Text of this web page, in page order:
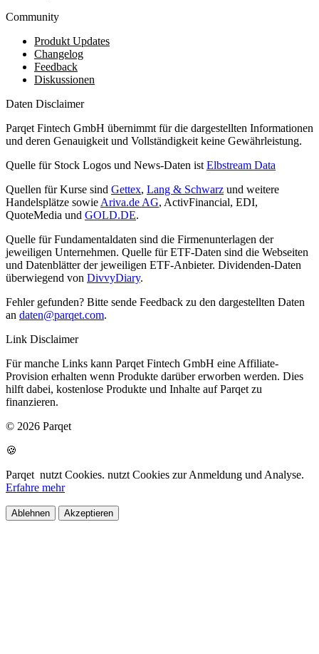
Community
Produkt Updates
Changelog
Feedback
Diskussionen
Daten Disclaimer
Parqet Fintech GmbH übernimmt für die dargestellten Informationen
und deren Genauigkeit und Vollständigkeit keine Gewährleistung.
Quelle für Stock Logos und News-Daten ist Elbstream Data
Quellen für Kurse sind Gettex, Lang & Schwarz und weitere
Handelsplätze sowie Ariva.de AG, ActivFinancial, EDI,
QuoteMedia und GOLD.DE.
Quelle für Fundamentaldaten sind die Firmenunterlagen der
jeweiligen Unternehmen. Quelle für ETF-Daten sind die Webseiten
und Datenblätter der jeweiligen ETF-Anbieter. Dividenden-Daten
überwiegend von DivvyDiary.
Fehler gefunden? Bitte sende Feedback zu den dargestellten Daten
an daten@parqet.com.
Link Disclaimer
Für manche Links kann Parqet Fintech GmbH eine Affiliate-
Provision erhalten wenn Produkte darüber erworben werden. Dies
hilft dabei, kostenlose Produkte und Inhalte auf Parqet zu
finanzieren.
© 2026 Parqet
🍪
Parqet nutzt Cookies. nutzt Cookies zur Anmeldung und Analyse.
Erfahre mehr
Ablehnen Akzeptieren